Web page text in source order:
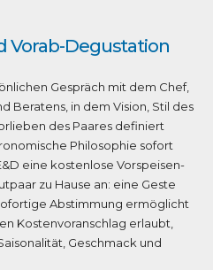
Vorab-Degustation
Gespräch mit dem Chef,
Beratens, in dem Vision, Stil des
des Paares definiert
Philosophie sofort
eine kostenlose Vorspeisen-
zu Hause an: eine Geste
Abstimmung ermöglicht
Kostenvoranschlag erlaubt,
Geschmack und